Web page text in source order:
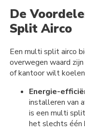
De
Split Airco
Een multi split airco
overwegen waard
of kantoor wilt
Energie-
installeren van
is een multi
het slechts één